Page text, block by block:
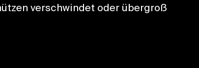
verschwindet oder übergroß